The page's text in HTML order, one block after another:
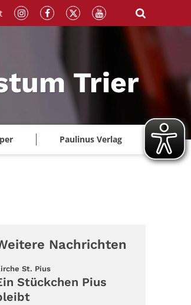
Trier
Paulinus Verlag
Nachrichten
St. Pius:
Stückchen Pius